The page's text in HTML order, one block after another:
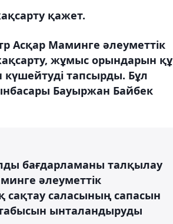
қажет.
Асқар Маминге әлеуметтік
жұмыс орындарын
тапсырды. Бұл
Бауыржан Байбек
бағдарламаны талқылау
әлеуметтік
саласының сапасын
ынталандыруды